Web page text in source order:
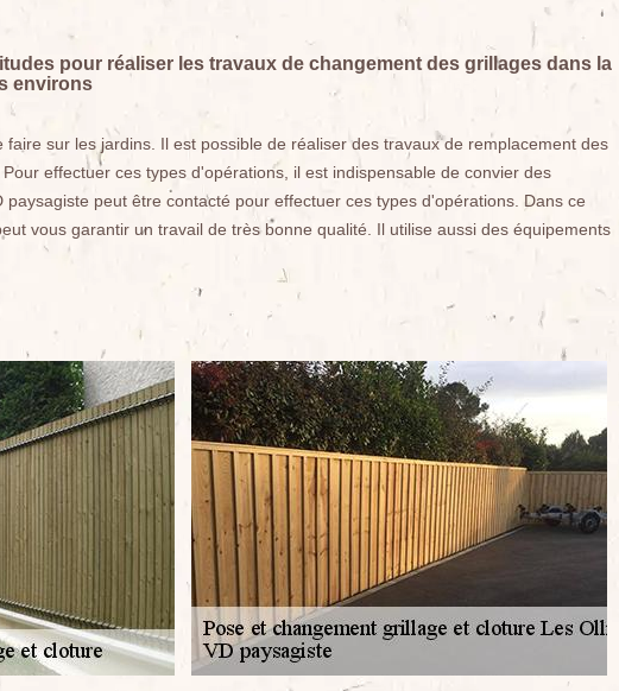
pour réaliser les travaux de changement des grillages dans la
environs
faire sur les jardins. Il est possible de réaliser des travaux de remplacement des
effectuer ces types d'opérations, il est indispensable de convier des
paysagiste peut être contacté pour effectuer ces types d'opérations. Dans ce
vous garantir un travail de très bonne qualité. Il utilise aussi des équipements